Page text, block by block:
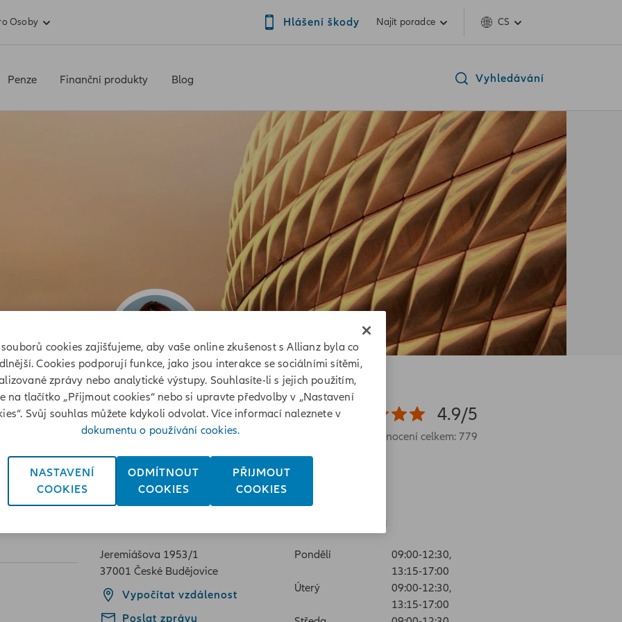
Osoby Hlášení škody Najít poradce CS
Penze Finanční produkty Blog Vyhledávání
1953/1, České
4.9/5
Hodnocení celkem: 779
Jeremiášova 1953/1
37001 České Budějovice
Vypočítat vzdálenost
Poslat zprávu
Otevírací doba
Pondělí
09:00-12:30,
13:15-17:00
Úterý
09:00-12:30,
13:15-17:00
cookies zajišťujeme, aby vaše online zkušenost s Allianz byla co
Cookies podporují funkce, jako jsou interakce se sociálními sítěmi,
zprávy nebo analytické výstupy. Souhlasíte-li s jejich použitím,
na tlačítko „Přijmout cookies“ nebo si upravte předvolby v „Nastavení
Svůj souhlas můžete kdykoli odvolat. Více informací naleznete v
dokumentu o používání cookies.
NASTAVENÍ
COOKIES
ODMÍTNOUT
COOKIES
PŘIJMOUT
COOKIES